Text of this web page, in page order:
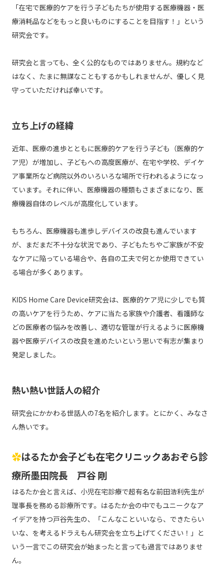
「在宅で医療的ケアを行う子どもたちが使用する医療機器・医
療消耗品などをもっと良いものにすることを目指す！」という
研究会です。
研究会と言っても、全く公的なものではありません。規約など
はなく、たまに無謀なこともするかもしれませんが、優しく見
守っていただければ幸いです。
立ち上げの経緯
近年、医療の進歩とともに医療的ケアを行う子ども（医療的ケ
ア児）が増加し、子どもへの高度医療が、在宅や学校、デイケ
ア事業所など病院以外のいろいろな場所で行われるようになっ
ています。それに伴い、医療機器の種類もさまざまになり、医
療機器自体のレベルが高度化しています。
もちろん、医療機器も進歩しデバイスの改良も進んでいます
が、まだまだ不十分な状況であり、子どもたちやご家族が不安
なケアに陥っている場合や、各自の工夫で何とか使用できてい
る場合が多くあります。
KIDS Home Care Device研究会は、医療的ケア児に少しでも質
の高いケアを行うため、ケアに当たる家族や介護者、看護師な
どの医療者の悩みを改善し、適切な管理が行えるように医療機
器や医療デバイスの改良を進めたいという思いで有志が集まり
発足しました。
熱い熱い世話人の紹介
研究会にかかわる世話人の7名を紹介します。とにかく、みなさ
ん熱いです。
✿はるたか会子ども在宅クリニックあおぞら診
療所墨田院長 戸谷 剛
はるたか会と言えば、小児在宅診療で超有名な前田浩利先生が
理事長を務める診療所です。はるたか会の中でもユニークなア
イデアを持つ戸谷先生の、「こんなこといいなら、できたらい
いな、を考えるドラえもん研究会を立ち上げてください！」と
いう一言でこの研究会が始まったと言っても過言ではありませ
ん。